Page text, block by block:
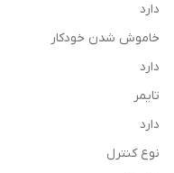
دارد
خاموش شدن خودکار
دارد
تایمر
دارد
نوع کنترل